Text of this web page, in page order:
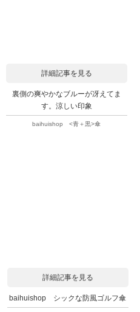
詳細記事を見る
裏側の爽やかなブルーが冴えてま
す。涼しい印象
baihuishop <青＋黒>傘
詳細記事を見る
baihuishop シックな防風ゴルフ傘